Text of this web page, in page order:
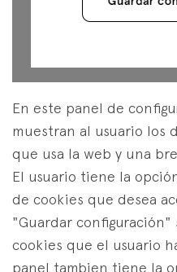
En este panel de
muestran al usuario los
que usa la web y una
El usuario tiene la
de cookies que desea
"Guardar configuración"
cookies que el usuario
panel tambien tiene la